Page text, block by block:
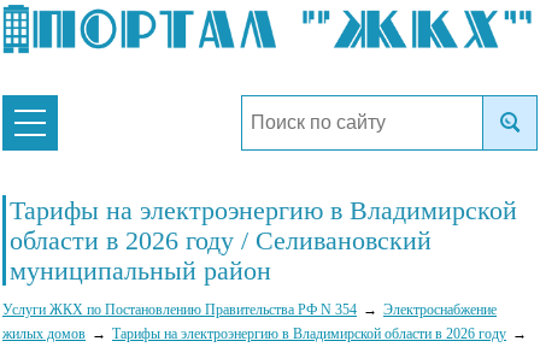
Тарифы на электроэнергию в Владимирской
области в 2026 году / Селивановский
муниципальный район
Услуги ЖКХ по Постановлению Правительства РФ N 354
Электроснабжение
жилых домов
Тарифы на электроэнергию в Владимирской области в 2026 году